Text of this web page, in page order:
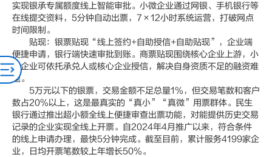
实现银承专属额度线上智能审批。小微企业通过网银、手机银行等
在线提交资料，5分钟自动出票，7×12小时系统运营，打破网点
时间限制。
贴现：银票贴现“线上签约+自助授信+自助贴现”，企业端
便捷申请，银行端快速审批到账。商票贴现围绕核心企业上游，小
微企业可依托承兑人或核心企业授信，解决自身资质不足的融资难
题。
5万元以下的银票，交易金额不足总量1%，但交易笔数和客户
数占20%以上，这是最真实的“真小”“真微”用票群体。民生
银行通过推出超小额全线上便捷审查出票功能，对能提供历史交易
记录的企业实现全线上开票。自2024年4月推广以来，符合条件
的线上申请办理，最快5分钟完成。截至目前，累计服务4199家企
业，日均开票笔数较上年增长50%。